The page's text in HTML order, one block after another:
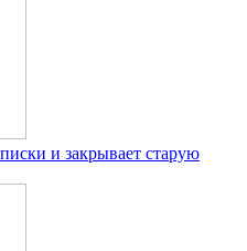
и закрывает старую